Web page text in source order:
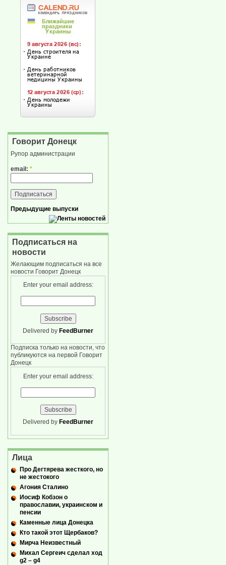
Говорит Донецк
Рупор администрации
email: *
Предыдущие выпуски
Подписаться на
новости
Желающим подписаться на все
новости Говорит Донецк
Enter your email address:
Delivered by FeedBurner
Подписка только на новости, что
публикуются на первой Говорит
Донецк
Enter your email address:
Delivered by FeedBurner
Лица
Про Дегтярева жесткого, но
не жестокого
Агония Сталино
Иосиф Кобзон о
православии, украинском и
пенсии
Каменные лица Донецка
Кто такой этот Щербаков?
Мирча Неизвестный
Михал Сергеич сделал ход
g2 – g4